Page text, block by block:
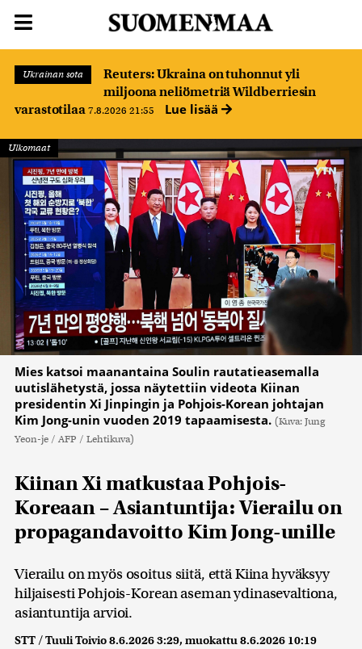
Ukrainan sota
Reuters: Ukraina on tuhonnut yli
miljoona neliömetriä Wildberriesin
varastotilaa 7.8.2026 21:55 Lue lisää
Ulkomaat
Mies katsoi maanantaina Soulin rautatieasemalla
uutislähetystä, jossa näytettiin videota Kiinan
presidentin Xi Jinpingin ja Pohjois-Korean johtajan
Kim Jong-unin vuoden 2019 tapaamisesta. (Kuva: Jung
Yeon-je / AFP / Lehtikuva)
Kiinan Xi matkustaa Pohjois-
Koreaan – Asiantuntija: Vierailu on
propagandavoitto Kim Jong-unille
Vierailu on myös osoitus siitä, että Kiina hyväksyy
hiljaisesti Pohjois-Korean aseman ydinasevaltiona,
asiantuntija arvioi.
STT / Tuuli Toivio8.6.2026 3:29, muokattu8.6.2026 10:19